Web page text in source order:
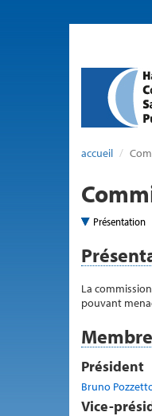
accueil
Présentation
La
pouvant
Président
Bruno
Vice-